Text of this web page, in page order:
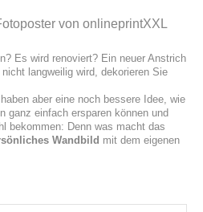
von onlineprintXXL
Es wird renoviert? Ein neuer Anstrich
langweilig wird, dekorieren Sie
aber eine noch bessere Idee, wie
ganz einfach ersparen können und
bekommen: Denn was macht das
Wandbild mit dem eigenen